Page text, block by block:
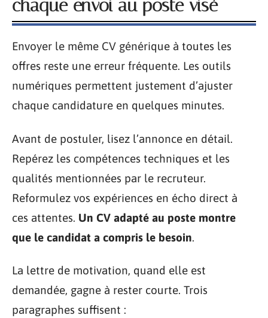
chaque envoi au poste visé
Envoyer le même CV générique à toutes les
offres reste une erreur fréquente. Les outils
numériques permettent justement d’ajuster
chaque candidature en quelques minutes.
Avant de postuler, lisez l’annonce en détail.
Repérez les compétences techniques et les
qualités mentionnées par le recruteur.
Reformulez vos expériences en écho direct à
ces attentes. Un CV adapté au poste montre
que le candidat a compris le besoin.
La lettre de motivation, quand elle est
demandée, gagne à rester courte. Trois
paragraphes suffisent :